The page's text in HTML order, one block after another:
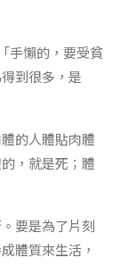
手懶的，要受貧
得到很多，是
的人體貼肉體
，就是死；體
要是為了片刻
體質來生活，